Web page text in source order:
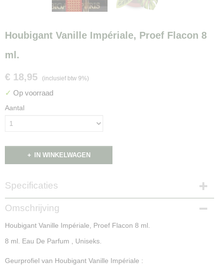
Houbigant Vanille Impériale, Proef Flacon 8
ml.
€ 18,95 (inclusief btw 9%)
✓ Op voorraad
Aantal
IN WINKELWAGEN
Specificaties
Productcode
NG16067
Omschrijving
Houbigant Vanille Impériale, Proef Flacon 8 ml.
8 ml. Eau De Parfum , Uniseks.
Geurprofiel van Houbigant Vanille Impériale :